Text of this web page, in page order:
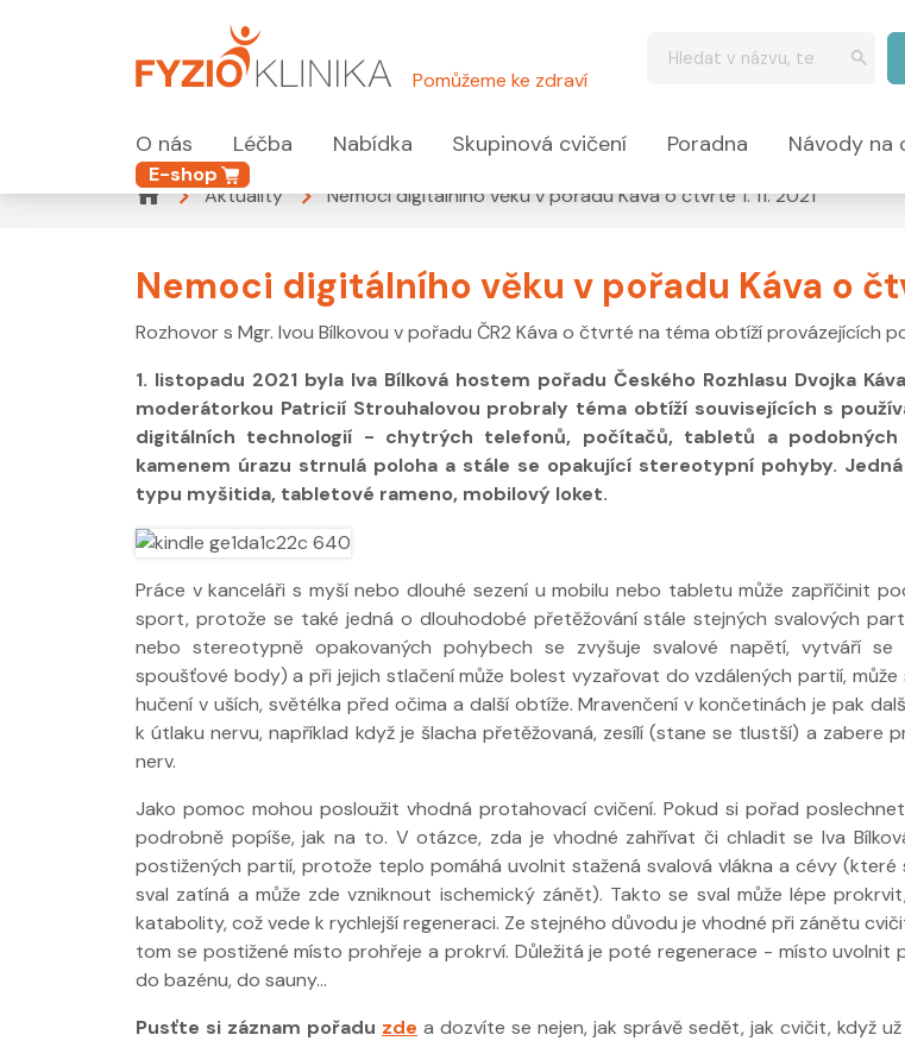
Pomůžeme ke zdraví
O nás Léčba Nabídka Skupinová cvičení Poradna Návody na
E-shop
Aktuality
Nemoci digitálního věku v pořadu Káva o čtvrté 1. 11. 2021
Nemoci digitálního věku v pořadu Káva o
Rozhovor s Mgr. Ivou Bílkovou v pořadu ČR2 Káva o čtvrté na téma obtíží provázejících
1. listopadu 2021 byla Iva Bílková hostem pořadu Českého Rozhlasu Dvojka
moderátorkou Patricií Strouhalovou probraly téma obtíží souvisejících s
digitálních technologií - chytrých telefonů, počítačů, tabletů a podobných
kamenem úrazu strnulá poloha a stále se opakující stereotypní pohyby.
typu myšitida, tabletové rameno, mobilový loket.
Práce v kanceláři s myší nebo dlouhé sezení u mobilu nebo tabletu může zapříčinit
sport, protože se také jedná o dlouhodobé přetěžování stále stejných svalových
nebo stereotypně opakovaných pohybech se zvyšuje svalové napětí, vytváří
spoušťové body) a při jejich stlačení může bolest vyzařovat do vzdálených partií,
hučení v uších, světélka před očima a další obtíže. Mravenčení v končetinách je pak
k útlaku nervu, například když je šlacha přetěžovaná, zesílí (stane se tlustší) a zabere
nerv.
Jako pomoc mohou posloužit vhodná protahovací cvičení. Pokud si pořad
podrobně popíše, jak na to. V otázce, zda je vhodné zahřívat či chladit se Iva
postižených partií, protože teplo pomáhá uvolnit stažená svalová vlákna a cévy (které
sval zatíná a může zde vzniknout ischemický zánět). Takto se sval může lépe
katabolity, což vede k rychlejší regeneraci. Ze stejného důvodu je vhodné při zánětu
tom se postižené místo prohřeje a prokrví. Důležitá je poté regenerace - místo uvolnit
do bazénu, do sauny...
Pusťte si záznam pořadu zde a dozvíte se nejen, jak správě sedět, jak cvičit, když
Nabídka léčby ve
FYZIOklinice
Nabídka léčby ve
FYZIOklinice